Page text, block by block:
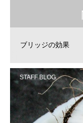
ブリッジの効果
STAFF BLOG